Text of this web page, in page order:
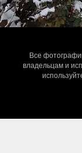
Все
владельцам и